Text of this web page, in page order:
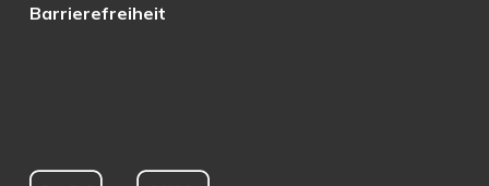
Barrierefreiheit